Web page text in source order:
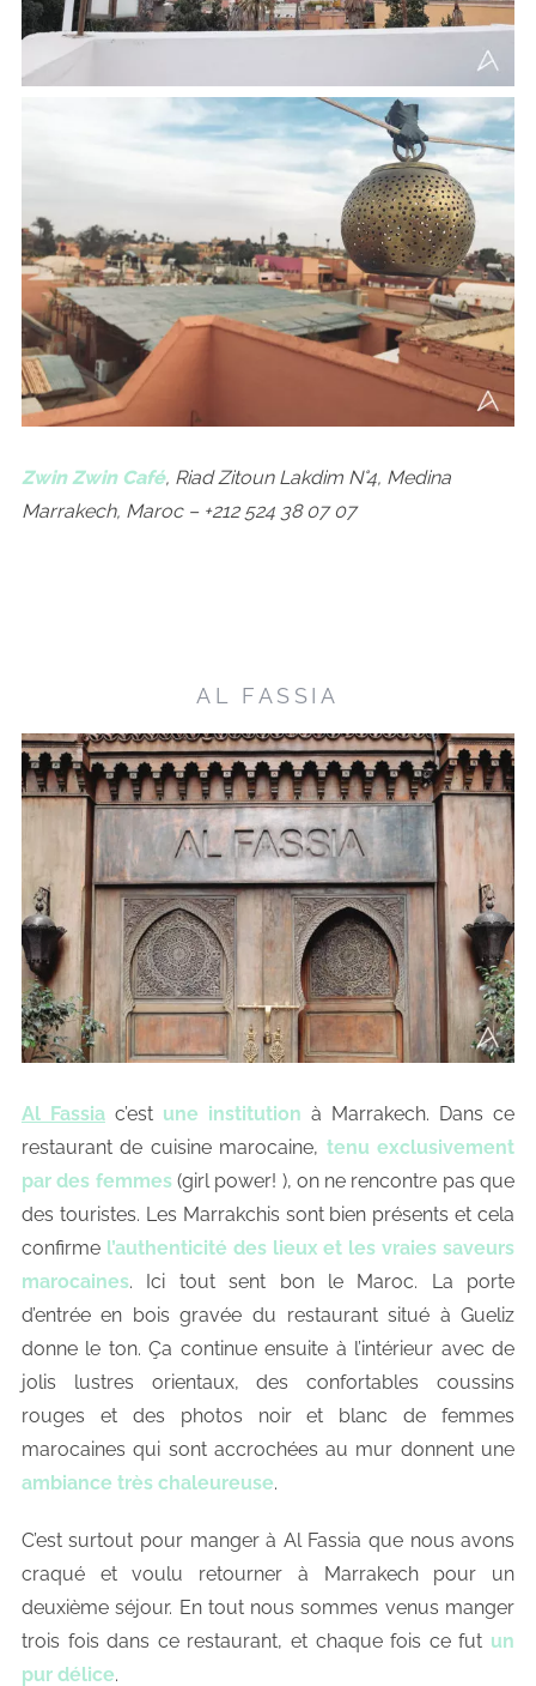
Zwin Zwin Café, Riad Zitoun Lakdim N°4, Medina
Marrakech, Maroc– +212 524 38 07 07
AL FASSIA
Al Fassiac’est une institution à Marrakech. Dans ce
restaurant de cuisine marocaine, tenu exclusivement
par des femmes (girl power! ), on ne rencontre pas que
des touristes. Les Marrakchis sont bien présents et cela
confirme l’authenticité des lieux et les vraies saveurs
marocaines. Ici tout sent bon le Maroc. La porte
d’entrée en bois gravée du restaurant situé à Gueliz
donne le ton. Ça continue ensuite à l’intérieur avec de
jolis lustres orientaux, des confortables coussins
rouges et des photos noir et blanc de femmes
marocaines qui sont accrochées au mur donnent une
ambiance très chaleureuse.
C’est surtout pour manger à Al Fassia que nous avons
craqué et voulu retourner à Marrakech pour un
deuxième séjour. En tout nous sommes venus manger
trois fois dans ce restaurant, et chaque fois ce fut un
pur délice.